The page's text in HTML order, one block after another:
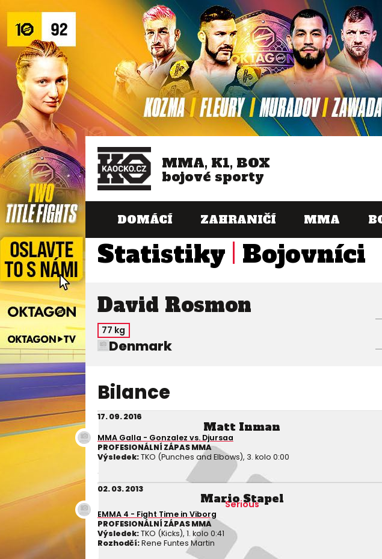
MMA, K1, BOX
bojové sporty
DOMÁCÍ ZAHRANIČÍ MMA
Statistiky Bojovníci
David Rosmon
77 kg
Denmark
Bilance
17. 09. 2016
Matt Inman
MMA Galla - Gonzalez vs. Djursaa
PROFESIONÁLNÍ ZÁPAS MMA
Výsledek:TKO (Punches and Elbows), 3. kolo 0:00
02. 03. 2013
Mario Stapel
Serious
EMMA 4 - Fight Time in Viborg
PROFESIONÁLNÍ ZÁPAS MMA
Výsledek:TKO (Kicks), 1. kolo 0:41
Rozhodčí:Rene Funtes Martin